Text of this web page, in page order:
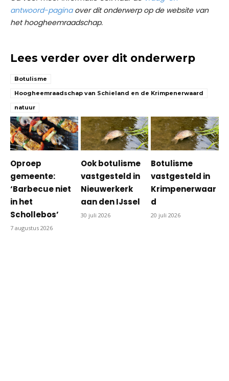
antwoord-paginaover dit onderwerp op de website van
het hoogheemraadschap.
Lees verder over dit onderwerp
Botulisme
Hoogheemraadschap van Schieland en de Krimpenerwaard
natuur
Oproep
gemeente:
‘Barbecue niet
in het
Schollebos’
7 augustus 2026
Ook botulisme
vastgesteld in
Nieuwerkerk
aan den IJssel
30 juli 2026
Botulisme
vastgesteld in
Krimpenerwaar
d
20 juli 2026